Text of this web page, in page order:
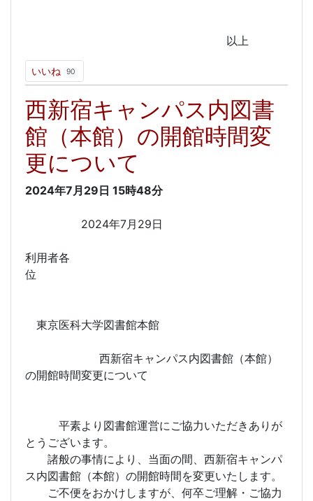
以上
いいね 90
西新宿キャンパス内図書
館（本館）の開館時間変
更について
2024年7月29日 15時48分
2024年7月29日
利用者各
位
東京医科大学図書館本館
西新宿キャンパス内図書館（本館）
の開館時間変更について
平素より図書館運営にご協力いただきありが
とうございます。
諸般の事情により、当面の間、西新宿キャンパ
ス内図書館（本館）の開館時間を変更いたします。
ご不便をおかけしますが、何卒ご理解・ご協力